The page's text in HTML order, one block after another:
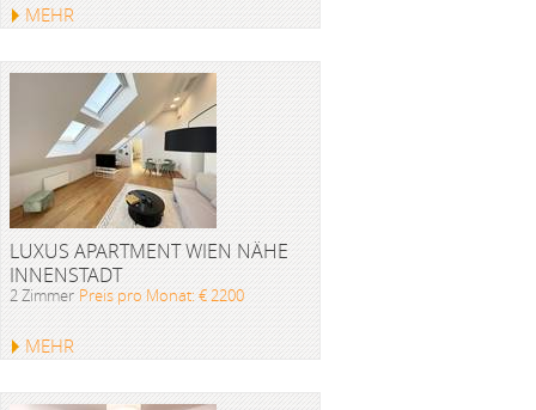
MEHR
LUXUS APARTMENT WIEN NÄHE
INNENSTADT
2 Zimmer Preis pro Monat: € 2200
MEHR